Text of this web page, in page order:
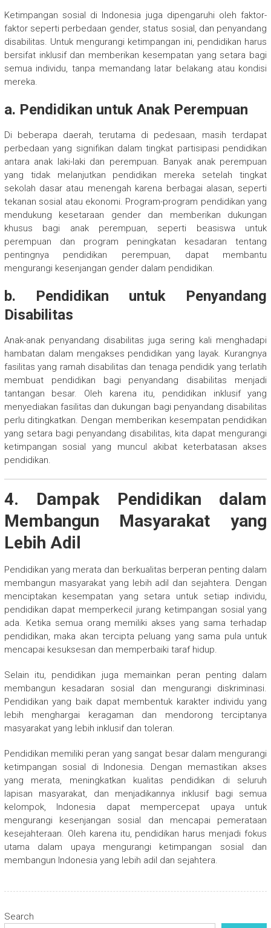
Ketimpangan sosial di Indonesia juga dipengaruhi oleh faktor-
faktor seperti perbedaan gender, status sosial, dan penyandang
disabilitas. Untuk mengurangi ketimpangan ini, pendidikan harus
bersifat inklusif dan memberikan kesempatan yang setara bagi
semua individu, tanpa memandang latar belakang atau kondisi
mereka.
a. Pendidikan untuk Anak Perempuan
Di beberapa daerah, terutama di pedesaan, masih terdapat
perbedaan yang signifikan dalam tingkat partisipasi pendidikan
antara anak laki-laki dan perempuan. Banyak anak perempuan
yang tidak melanjutkan pendidikan mereka setelah tingkat
sekolah dasar atau menengah karena berbagai alasan, seperti
tekanan sosial atau ekonomi. Program-program pendidikan yang
mendukung kesetaraan gender dan memberikan dukungan
khusus bagi anak perempuan, seperti beasiswa untuk
perempuan dan program peningkatan kesadaran tentang
pentingnya pendidikan perempuan, dapat membantu
mengurangi kesenjangan gender dalam pendidikan.
b. Pendidikan untuk Penyandang
Disabilitas
Anak-anak penyandang disabilitas juga sering kali menghadapi
hambatan dalam mengakses pendidikan yang layak. Kurangnya
fasilitas yang ramah disabilitas dan tenaga pendidik yang terlatih
membuat pendidikan bagi penyandang disabilitas menjadi
tantangan besar. Oleh karena itu, pendidikan inklusif yang
menyediakan fasilitas dan dukungan bagi penyandang disabilitas
perlu ditingkatkan. Dengan memberikan kesempatan pendidikan
yang setara bagi penyandang disabilitas, kita dapat mengurangi
ketimpangan sosial yang muncul akibat keterbatasan akses
pendidikan.
4. Dampak Pendidikan dalam
Membangun Masyarakat yang
Lebih Adil
Pendidikan yang merata dan berkualitas berperan penting dalam
membangun masyarakat yang lebih adil dan sejahtera. Dengan
menciptakan kesempatan yang setara untuk setiap individu,
pendidikan dapat memperkecil jurang ketimpangan sosial yang
ada. Ketika semua orang memiliki akses yang sama terhadap
pendidikan, maka akan tercipta peluang yang sama pula untuk
mencapai kesuksesan dan memperbaiki taraf hidup.
Selain itu, pendidikan juga memainkan peran penting dalam
membangun kesadaran sosial dan mengurangi diskriminasi.
Pendidikan yang baik dapat membentuk karakter individu yang
lebih menghargai keragaman dan mendorong terciptanya
masyarakat yang lebih inklusif dan toleran.
Pendidikan memiliki peran yang sangat besar dalam mengurangi
ketimpangan sosial di Indonesia. Dengan memastikan akses
yang merata, meningkatkan kualitas pendidikan di seluruh
lapisan masyarakat, dan menjadikannya inklusif bagi semua
kelompok, Indonesia dapat mempercepat upaya untuk
mengurangi kesenjangan sosial dan mencapai pemerataan
kesejahteraan. Oleh karena itu, pendidikan harus menjadi fokus
utama dalam upaya mengurangi ketimpangan sosial dan
membangun Indonesia yang lebih adil dan sejahtera.
Search